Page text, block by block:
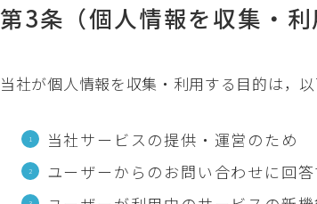
第3条（個人情報を収集・利
当社が個人情報を収集・利用する目的は，以
当社サービスの提供・運営のため
ユーザーからのお問い合わせに回